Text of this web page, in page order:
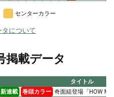
センターカラー
について
掲載データ
タイトル
新連載 巻頭カラー 奇面組登場「HOW